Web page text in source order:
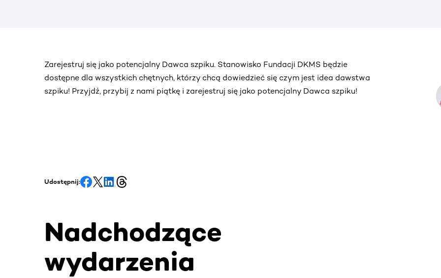
Zarejestruj się jako potencjalny Dawca szpiku. Stanowisko Fundacji DKMS będzie
dostępne dla wszystkich chętnych, którzy chcą dowiedzieć się czym jest idea dawstwa
szpiku! Przyjdź, przybij z nami piątkę i zarejestruj się jako potencjalny Dawca szpiku!
Udostępnij:
Nadchodzące
wydarzenia